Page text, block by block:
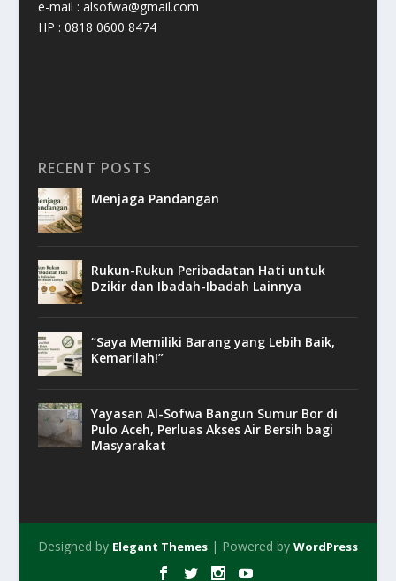
e-mail : alsofwa@gmail.com
HP : 0818 0600 8474
RECENT POSTS
Menjaga Pandangan
Rukun-Rukun Peribadatan Hati untuk
Dzikir dan Ibadah-Ibadah Lainnya
“Saya Memiliki Barang yang Lebih Baik,
Kemarilah!”
Yayasan Al-Sofwa Bangun Sumur Bor di
Pulo Aceh, Perluas Akses Air Bersih bagi
Masyarakat
Designed by Elegant Themes| Powered by WordPress